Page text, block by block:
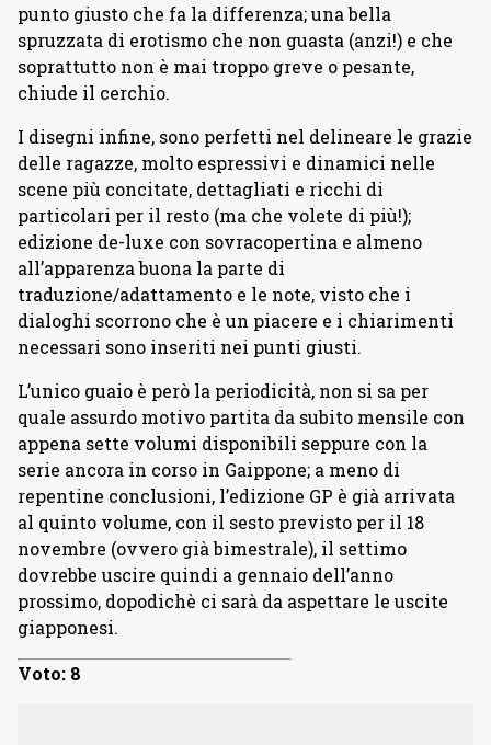
punto giusto che fa la differenza; una bella
spruzzata di erotismo che non guasta (anzi!) e che
soprattutto non è mai troppo greve o pesante,
chiude il cerchio.
I disegni infine, sono perfetti nel delineare le grazie
delle ragazze, molto espressivi e dinamici nelle
scene più concitate, dettagliati e ricchi di
particolari per il resto (ma che volete di più!);
edizione de-luxe con sovracopertina e almeno
all’apparenza buona la parte di
traduzione/adattamento e le note, visto che i
dialoghi scorrono che è un piacere e i chiarimenti
necessari sono inseriti nei punti giusti.
L’unico guaio è però la periodicità, non si sa per
quale assurdo motivo partita da subito mensile con
appena sette volumi disponibili seppure con la
serie ancora in corso in Gaippone; a meno di
repentine conclusioni, l’edizione GP è già arrivata
al quinto volume, con il sesto previsto per il 18
novembre (ovvero già bimestrale), il settimo
dovrebbe uscire quindi a gennaio dell’anno
prossimo, dopodichè ci sarà da aspettare le uscite
giapponesi.
Voto: 8